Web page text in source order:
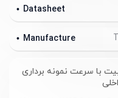
Datasheet
Manufacture
آنالوگ به دیجیتال 4 کاناله 16 بیت با سرعت نمونه برداری